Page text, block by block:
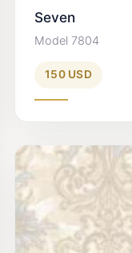
Seven
Model 7804
150 USD